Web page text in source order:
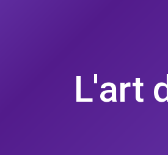
L'art